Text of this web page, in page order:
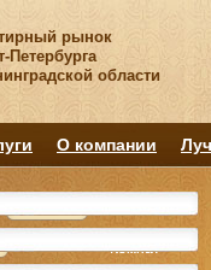
рынок
Петербурга
области
О компании
Комнат
Комнат